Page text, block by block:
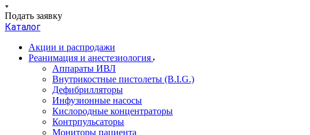
Подать заявку
Каталог
Акции и распродажи
Реанимация и анестезиология
Аппараты ИВЛ
Внутрикостные пистолеты (B.I.G.)
Дефибрилляторы
Инфузионные насосы
Кислородные концентраторы
Контрпульсаторы
Мониторы пациента